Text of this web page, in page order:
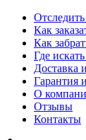
Отследить
Как
Как
Где
Доставка
Гарантия
О
Отзывы
Контакты